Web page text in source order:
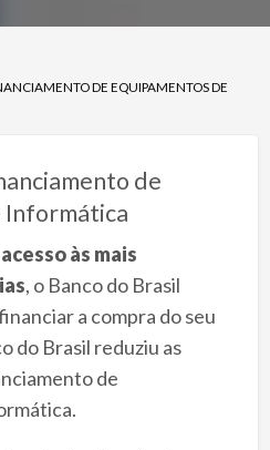
DE EQUIPAMENTOS DE
de
Informática
às mais
, o Banco do Brasil
a compra do seu
do Brasil reduziu as
de